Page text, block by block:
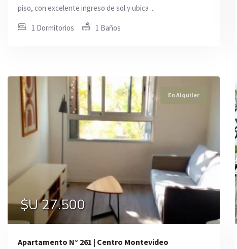
piso, con excelente ingreso de sol y ubica ...
1 Dormitorios 1 Baños
En Alquiler
$U 27.500
Apartamento N° 261 | Centro Montevideo
En Alquiler
$U 39.500
En Alquiler
$U 21.000